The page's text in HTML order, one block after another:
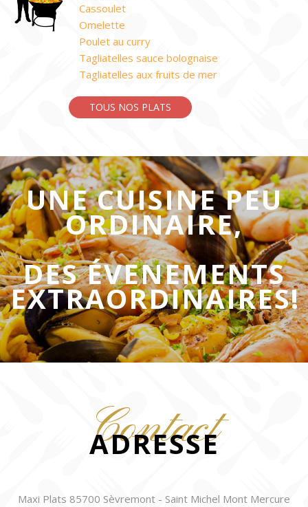
Cassoulet
Omelette
Poulet au curry
Tagliatelles sauce bolognaise
Tagliatelles aux fruits de mer
TOUS NOS PLATS
UNE CUISINE PEU
ORDINAIRE,
DES ÉVENEMENTS
EXTRAORDINAIRES!
Contact
ADRESSE
Maxi Plats 85700 Sèvremont - Saint Michel Mont Mercure